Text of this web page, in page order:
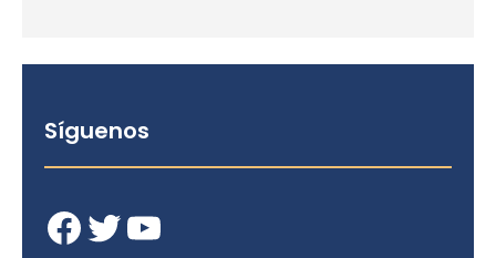
Síguenos
Facebook Twitter YouTube